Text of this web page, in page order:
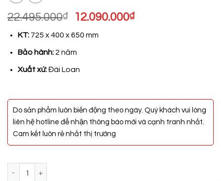
22.495.000₫
Giá
là:
22.495.000₫.
12.090.000₫Giá
KT:725 x 400 x 650 mm
Bảo hành: 2 năm
Xuất xứ:Đài Loan
Do sản phẩm luôn biến động theo ngày. Quý khách vui lòng
liên hệ hotline để nhận thông báo mới và cạnh tranh nhất.
Cam kết luôn rẻ nhất thị trường